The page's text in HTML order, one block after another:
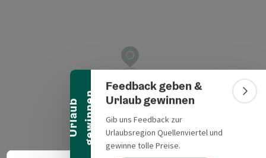
U
r
l
a
u
b
g
e
w
i
n
n
e n
Banner einklappen
Feedback geben &
Urlaub gewinnen
Gib uns Feedback zur
Urlaubsregion Quellenviertel und
gewinne tolle Preise.